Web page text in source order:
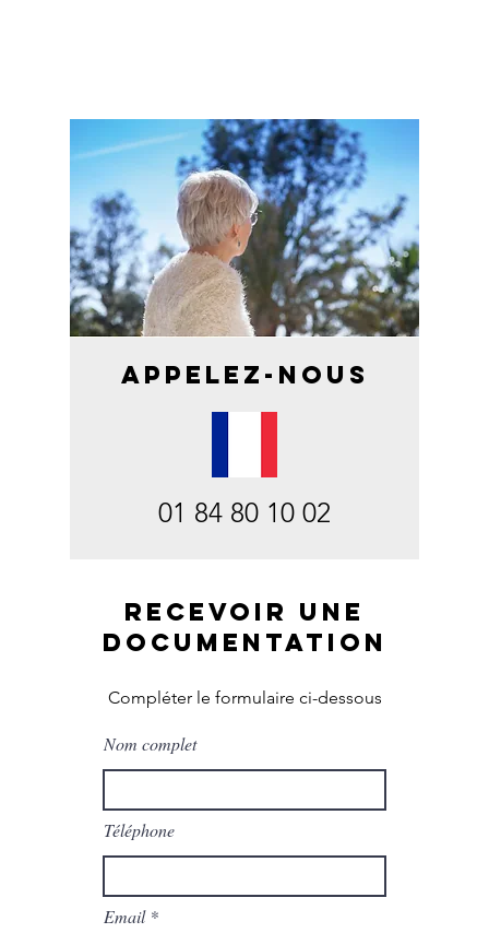
Appelez-nous
01 84 80 10 02
RECEVOIR UNE
DOCUMENTATION
Compléter le formulaire ci-dessous
Nom complet
Téléphone
Email